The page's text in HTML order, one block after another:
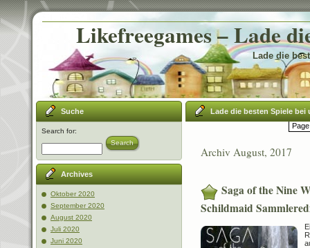
Likefreegames – Lade
Lade die
Suche
Search for:
Search
Archives
Oktober 2020
September 2020
August 2020
Juli 2020
Juni 2020
Lade die besten Spiele bei
Archiv August, 2017
Saga of the Nine
Schildmaid